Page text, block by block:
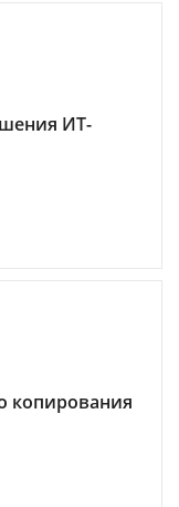
ИТ-
копирования